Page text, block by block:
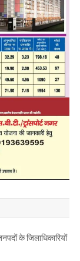
के जिलाधिकारियों